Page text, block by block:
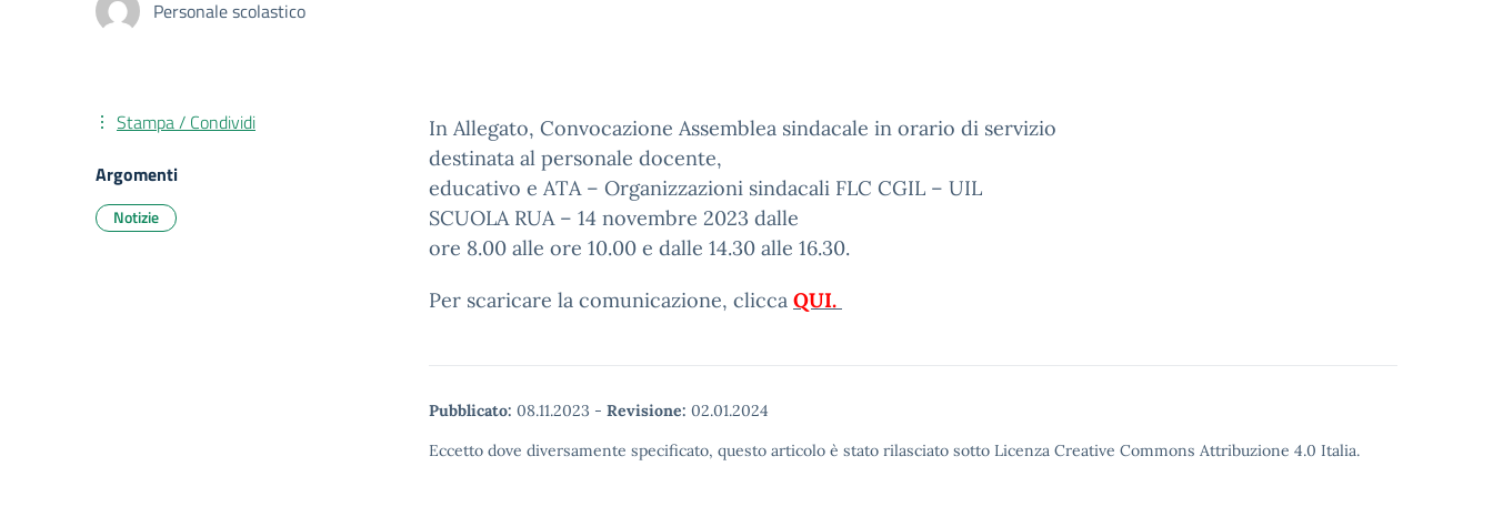
Personale scolastico
In Allegato, Convocazione Assemblea sindacale in orario di servizio
destinata al personale docente,
educativo e ATA – Organizzazioni sindacali FLC CGIL – UIL
SCUOLA RUA – 14 novembre 2023 dalle
ore 8.00 alle ore 10.00 e dalle 14.30 alle 16.30.
Per scaricare la comunicazione, clicca QUI.
Pubblicato: 08.11.2023 - Revisione: 02.01.2024
Eccetto dove diversamente specificato, questo articolo è stato rilasciato sotto Licenza Creative Commons Attribuzione 4.0 Italia.
Stampa / Condividi
Argomenti
Notizie